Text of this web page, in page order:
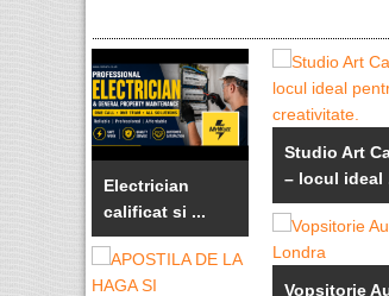
Electrician
calificat si ...
Studio Art
– locul ideal
Vopsitorie